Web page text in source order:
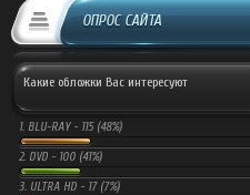
ОПРОС САЙТА
Какие обложки Вас интересуют
1. BLU-RAY - 115 (48%)
2. DVD - 100 (41%)
3. ULTRA HD - 17 (7%)